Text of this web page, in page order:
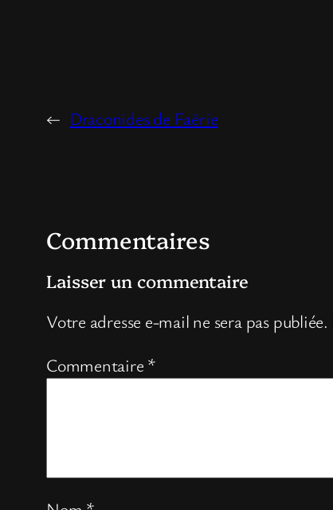
← Draconides de Faërie
Commentaires
Laisser un commentaire
Votre adresse e-mail ne sera pas publiée.
Commentaire *